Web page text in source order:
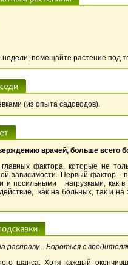
недели, помещайте растение под
(из опыта садоводов).
врачей, больше всего
фактора, которые не
зависимости. Первый фактор
и посильными нагрузками, как в
как на больных, так и
расправу... Бороться с
шанса. Хотя каждый